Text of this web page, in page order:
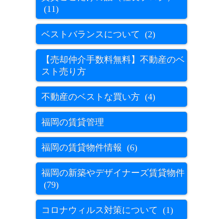
(11)
ベストバランスについて (2)
【売却仲介手数料無料】不動産のベ
不動産のベストな買い方 (4)
福岡の賃貸物件情報 (6)
福岡の新築やデザイナーズ賃貸物件
(79)
コロナウィルス対策について (1)